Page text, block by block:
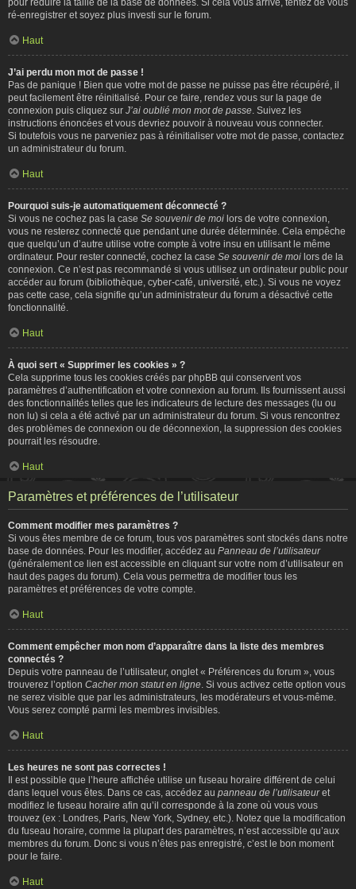
ré-enregistrer et soyez plus investi sur le forum.
Haut
J’ai perdu mon mot de passe !
Pas de panique ! Bien que votre mot de passe ne puisse pas être récupéré, il
peut facilement être réinitialisé. Pour ce faire, rendez vous sur la page de
connexion puis cliquez sur J’ai oublié mon mot de passe . Suivez les
instructions énoncées et vous devriez pouvoir à nouveau vous connecter.
Si toutefois vous ne parveniez pas à réinitialiser votre mot de passe, contactez
un administrateur du forum.
Haut
Pourquoi suis-je automatiquement déconnecté ?
Si vous ne cochez pas la case Se souvenir de moi lors de votre connexion,
vous ne resterez connecté que pendant une durée déterminée. Cela empêche
que quelqu’un d’autre utilise votre compte à votre insu en utilisant le même
ordinateur. Pour rester connecté, cochez la case Se souvenir de moi lors de la
connexion. Ce n’est pas recommandé si vous utilisez un ordinateur public pour
accéder au forum (bibliothèque, cyber-café, université, etc.). Si vous ne voyez
pas cette case, cela signifie qu’un administrateur du forum a désactivé cette
fonctionnalité.
Haut
À quoi sert « Supprimer les cookies » ?
Cela supprime tous les cookies créés par phpBB qui conservent vos
paramètres d’authentification et votre connexion au forum. Ils fournissent aussi
des fonctionnalités telles que les indicateurs de lecture des messages (lu ou
non lu) si cela a été activé par un administrateur du forum. Si vous rencontrez
des problèmes de connexion ou de déconnexion, la suppression des cookies
pourrait les résoudre.
Haut
Paramètres et préférences de l’utilisateur
Comment modifier mes paramètres ?
Si vous êtes membre de ce forum, tous vos paramètres sont stockés dans notre
base de données. Pour les modifier, accédez au Panneau de l’utilisateur
(généralement ce lien est accessible en cliquant sur votre nom d’utilisateur en
haut des pages du forum). Cela vous permettra de modifier tous les
paramètres et préférences de votre compte.
Haut
Comment empêcher mon nom d’apparaître dans la liste des membres
connectés ?
Depuis votre panneau de l’utilisateur, onglet « Préférences du forum », vous
trouverez l’option Cacher mon statut en ligne . Si vous activez cette option vous
ne serez visible que par les administrateurs, les modérateurs et vous-même.
Vous serez compté parmi les membres invisibles.
Haut
Les heures ne sont pas correctes !
Il est possible que l’heure affichée utilise un fuseau horaire différent de celui
dans lequel vous êtes. Dans ce cas, accédez au panneau de l’utilisateuret
modifiez le fuseau horaire afin qu’il corresponde à la zone où vous vous
trouvez (ex : Londres, Paris, New York, Sydney, etc.). Notez que la modification
du fuseau horaire, comme la plupart des paramètres, n’est accessible qu’aux
membres du forum. Donc si vous n’êtes pas enregistré, c’est le bon moment
pour le faire.
Haut